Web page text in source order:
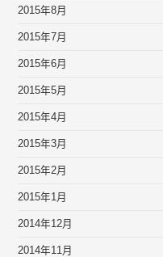
2015年8月
2015年7月
2015年6月
2015年5月
2015年4月
2015年3月
2015年2月
2015年1月
2014年12月
2014年11月